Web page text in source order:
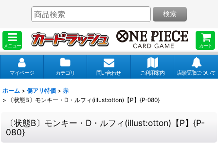
メニュー カート
検索
マイページ カテゴリ 問い合わせ ご利用案内 店頭受取について
ホーム > 傷アリ特価 > 赤
>
〔状態B〕モンキー・D・ルフィ(illust:otton)【P】{P-080}
〔状態B〕モンキー・D・ルフィ(illust:otton)【P】{P-
080}